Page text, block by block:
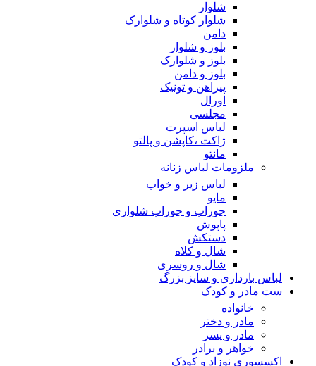
شلوار
شلوار کوتاه و شلوارک
دامن
بلوز و شلوار
بلوز و شلوارک
بلوز و دامن
پیراهن و تونیک
اورال
مجلسی
لباس اسپرت
ژاکت ،کاپشن و پالتو
مانتو
ملزومات لباس زنانه
لباس زیر و خواب
مایو
جوراب و جوراب شلواری
پاپوش
دستکش
شال و کلاه
شال و روسری
لباس بارداری و سایز بزرگ
ست مادر و کودک
خانواده
مادر و دختر
مادر و پسر
خواهر و برادر
اکسسوری نوزاد و کودک